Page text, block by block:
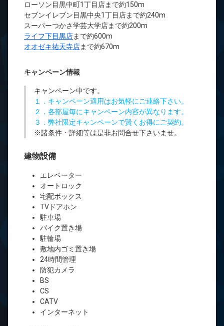
ローソン目黒中町1丁目店まで約150m
セブンイレブン目黒中央1丁目店まで約240m
スーパーつかさ学芸大学店まで約200m
ライフ下目黒店まで約600m
オオゼキ祐天寺店まで約670m
キャンペーン情報
キャンペーン中です。
１．キャンペーン適用はお気軽にご連絡下さい。
２．各部屋毎にキャンペーン内容が異なります。
３．弊社限定キャンペーンで賢くお得にご契約。
※諸条件・詳細等は是非お問合せ下さいませ。
建物設備
エレベーター
オートロック
宅配ボックス
TVドアホン
駐車場
バイク置き場
駐輪場
敷地内ゴミ置き場
24時間管理
防犯カメラ
BS
CS
CATV
インターネット